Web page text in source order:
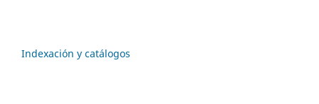
Indexación y catálogos